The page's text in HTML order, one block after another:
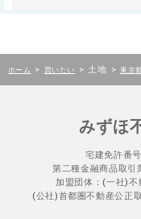
ホーム > 買いたい > 土地 > 東京
みずほ
宅建免許番
第二種金融商品取引
加盟団体：(一社)
(公社)首都圏不動産公正